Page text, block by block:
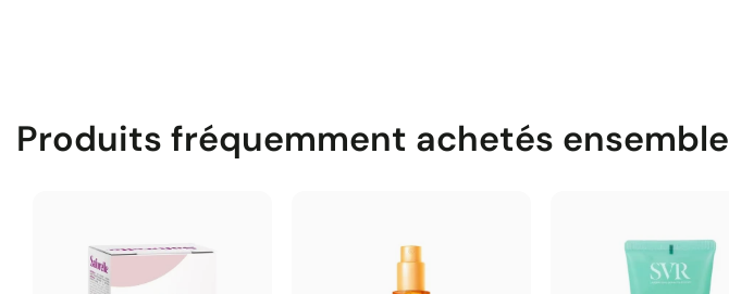
Produits fréquemment achetés ensemble